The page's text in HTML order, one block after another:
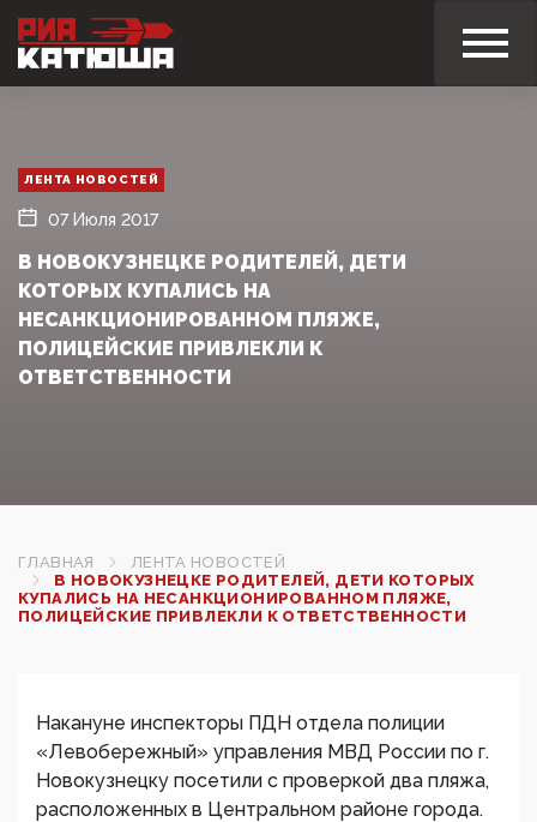
ЛЕНТА НОВОСТЕЙ
07 Июля 2017
В НОВОКУЗНЕЦКЕ РОДИТЕЛЕЙ, ДЕТИ
КОТОРЫХ КУПАЛИСЬ НА
НЕСАНКЦИОНИРОВАННОМ ПЛЯЖЕ,
ПОЛИЦЕЙСКИЕ ПРИВЛЕКЛИ К
ОТВЕТСТВЕННОСТИ
ГЛАВНАЯ
ЛЕНТА НОВОСТЕЙ
В НОВОКУЗНЕЦКЕ РОДИТЕЛЕЙ, ДЕТИ КОТОРЫХ
КУПАЛИСЬ НА НЕСАНКЦИОНИРОВАННОМ ПЛЯЖЕ,
ПОЛИЦЕЙСКИЕ ПРИВЛЕКЛИ К ОТВЕТСТВЕННОСТИ
Накануне инспекторы ПДН отдела полиции
«Левобережный» управления МВД России по г.
Новокузнецку посетили с проверкой два пляжа,
расположенных в Центральном районе города.